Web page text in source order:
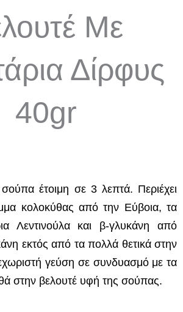
Με
Δίρφυς
40gr
έτοιμη σε 3 λεπτά. Περιέχει
κολοκύθας από την Εύβοια, τα
Λεντινούλα και β-γλυκάνη από
εκτός από τα πολλά θετικά στην
γεύση σε συνδυασμό με τα
στην βελουτέ υφή της σούπας.